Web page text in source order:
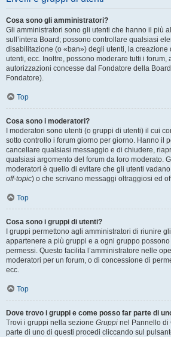
Cosa sono gli amministratori?
Gli amministratori sono gli utenti che hanno il più
sull’intera Board; possono controllare qualsiasi
disabilitazione (o «ban») degli utenti, la creazione
utenti, ecc. Inoltre, possono moderare tutti i forum,
autorizzazioni concesse dal Fondatore della
Fondatore).
Top
Cosa sono i moderatori?
I moderatori sono utenti (o gruppi di utenti) il cui
sotto controllo i forum giorno per giorno. Hanno il
cancellare qualsiasi messaggio e di chiudere,
qualsiasi argomento del forum da loro moderato.
moderatori è quello di evitare che gli utenti
off-topic) o che scrivano messaggi oltraggiosi ed
Top
Cosa sono i gruppi di utenti?
I gruppi permettono agli amministratori di riunire
appartenere a più gruppi e a ogni gruppo
permessi. Questo facilita l’amministratore nelle
moderatori per un forum, o di concessione di
ecc.
Top
Dove trovo i gruppi e come posso far parte di
Trovi i gruppi nella sezione Gruppi nel Pannello di
parte di uno di questi procedi cliccando sul